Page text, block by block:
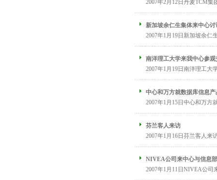
2007年2月12日丹麦TCM
新加坡余仁生集体来中心
2007年1月19日新加坡余仁
南洋理工大学来我中心参观
2007年1月19日南洋理工大
中心和万方就数据库信息
2007年1月15日中心和万方
芬兰客人来访
2007年1月16日芬兰客人来
NIVEA公司来中心与信息
2007年1月11日NIVEA公司